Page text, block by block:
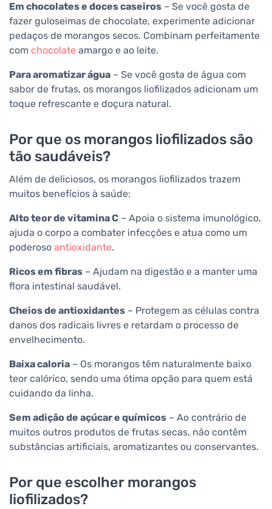
Em chocolates e doces caseiros – Se você gosta de
fazer guloseimas de chocolate, experimente adicionar
pedaços de morangos secos. Combinam perfeitamente
com chocolate amargo e ao leite.
Para aromatizar água – Se você gosta de água com
sabor de frutas, os morangos liofilizados adicionam um
toque refrescante e doçura natural.
Por que os morangos liofilizados são
tão saudáveis?
Além de deliciosos, os morangos liofilizados trazem
muitos benefícios à saúde:
Alto teor de vitamina C – Apoia o sistema imunológico,
ajuda o corpo a combater infecções e atua como um
poderoso antioxidante.
Ricos em fibras – Ajudam na digestão e a manter uma
flora intestinal saudável.
Cheios de antioxidantes – Protegem as células contra
danos dos radicais livres e retardam o processo de
envelhecimento.
Baixa caloria – Os morangos têm naturalmente baixo
teor calórico, sendo uma ótima opção para quem está
cuidando da linha.
Sem adição de açúcar e químicos – Ao contrário de
muitos outros produtos de frutas secas, não contêm
substâncias artificiais, aromatizantes ou conservantes.
Por que escolher morangos
liofilizados?